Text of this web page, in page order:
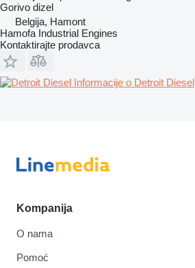
Gorivo dizel
Belgija, Hamont
Hamofa Industrial Engines
Kontaktirajte prodavca
Informacije o Detroit Diesel
Kompanija
O nama
Pomoć